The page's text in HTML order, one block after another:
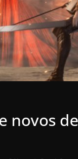
novos